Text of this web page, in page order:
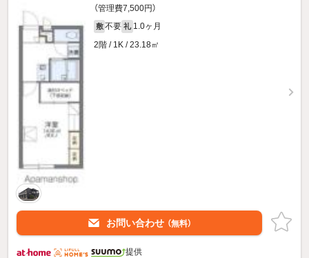
（管理費7,500円）
敷 不要 礼 1.0ヶ月
2階 / 1K / 23.18㎡
お問い合わせ （無料）
提供